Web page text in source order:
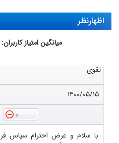
اظهارنظر
میانگین امتیاز کاربران: 0.8 (48 رای)
تقوی
۱۴۰۰/۰۵/۱۵
0
با سلام و عرض احترام سپاس